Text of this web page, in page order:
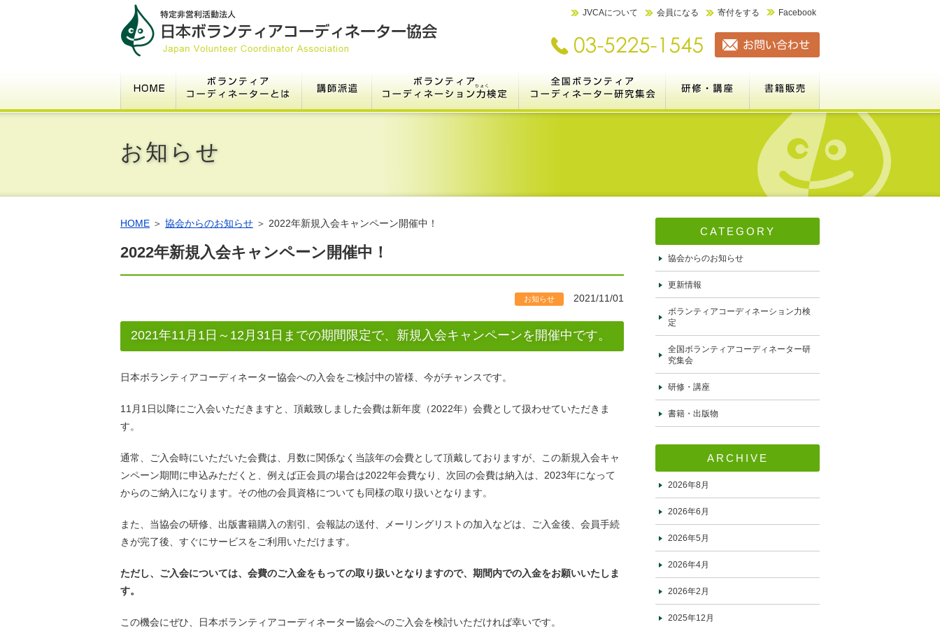
JVCAについて 会員になる 寄付をする Facebook
【無料視聴】ボランティアの基本
【eﾗｰﾆﾝｸﾞ】Vｺｰﾃﾞｨﾈｰｼｮﾝ基礎講座
販売書籍一覧
特定商取引法に基づく表記
お知らせ
HOME ＞ 協会からのお知らせ ＞ 2022年新規入会キャンペーン開催中！
2022年新規入会キャンペーン開催中！
お知らせ 2021/11/01
2021年11月1日～12月31日までの期間限定で、新規入会キャンペーンを開催中です。
日本ボランティアコーディネーター協会への入会をご検討中の皆様、今がチャンスです。
11月1日以降にご入会いただきますと、頂戴致しました会費は新年度（2022年）会費として扱わせていただきま
す。
通常、ご入会時にいただいた会費は、月数に関係なく当該年の会費として頂戴しておりますが、この新規入会キャ
ンペーン期間に申込みただくと、例えば正会員の場合は2022年会費なり、次回の会費は納入は、2023年になって
からのご納入になります。その他の会員資格についても同様の取り扱いとなります。
また、当協会の研修、出版書籍購入の割引、会報誌の送付、メーリングリストの加入などは、ご入金後、会員手続
きが完了後、すぐにサービスをご利用いただけます。
ただし、ご入会については、会費のご入金をもっての取り扱いとなりますので、期間内での入金をお願いいたしま
す。
この機会にぜひ、日本ボランティアコーディネーター協会へのご入会を検討いただければ幸いです。
CATEGORY
協会からのお知らせ
更新情報
ボランティアコーディネーション力検
定
全国ボランティアコーディネーター研
究集会
研修・講座
書籍・出版物
ARCHIVE
2026年8月
2026年6月
2026年5月
2026年4月
2026年2月
2025年12月